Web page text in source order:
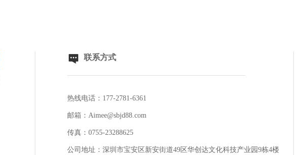
联系方式
热线电话：177-2781-6361
邮箱：Aimee@sbjd88.com
传真：0755-23288625
公司地址：深圳市宝安区新安街道49区华创达文化科技产业园9栋4楼